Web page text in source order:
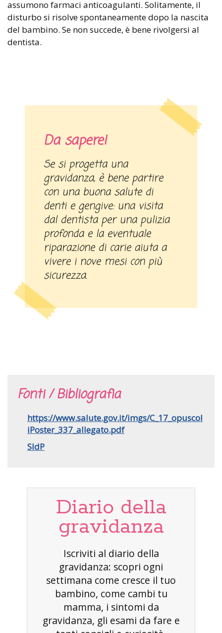
assumono farmaci anticoagulanti. Solitamente, il
disturbo si risolve spontaneamente dopo la nascita
del bambino. Se non succede, è bene rivolgersi al
dentista.
Da sapere!
Se si progetta una
gravidanza, è bene partire
con una buona salute di
denti e gengive: una visita
dal dentista per una pulizia
profonda e la eventuale
riparazione di carie aiuta a
vivere i nove mesi con più
sicurezza.
Fonti / Bibliografia
https://www.salute.gov.it/imgs/C_17_opuscol
iPoster_337_allegato.pdf
SIdP
Diario della
gravidanza
Iscriviti al diario della
gravidanza: scopri ogni
settimana come cresce il tuo
bambino, come cambi tu
mamma, i sintomi da
gravidanza, gli esami da fare e